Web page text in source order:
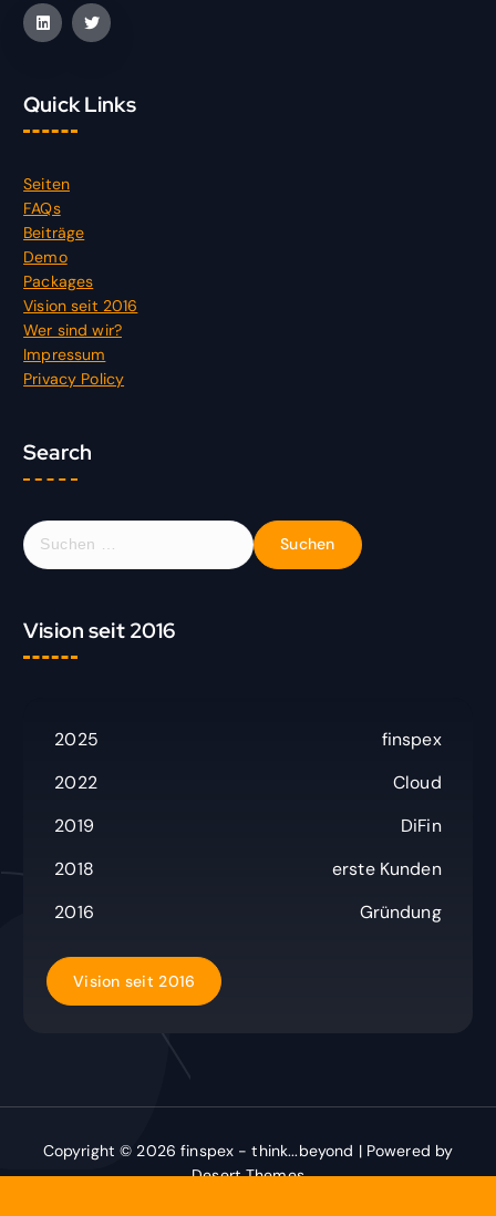
Quick Links
Seiten
FAQs
Beiträge
Demo
Packages
Vision seit 2016
Wer sind wir?
Impressum
Privacy Policy
Search
S
u
e
n
Vision seit 2016
2025
finspex
2022
Cloud
2019
DiFin
2018
erste Kunden
2016
Gründung
Vision seit 2016
Copyright © 2026 finspex - think...beyond | Powered by
Desert Themes